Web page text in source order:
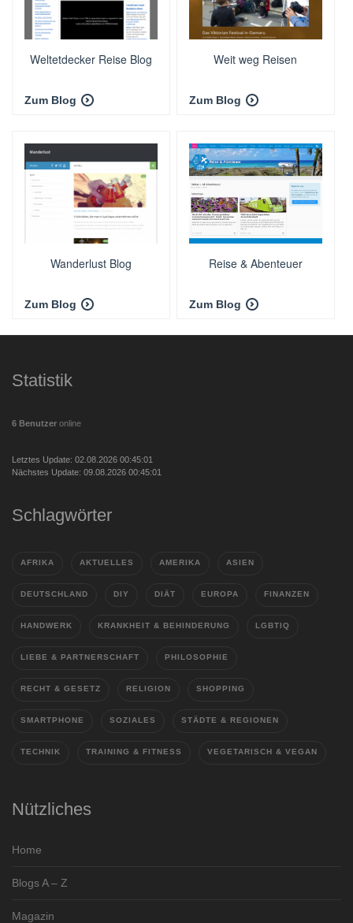
Weltetdecker Reise Blog
Zum Blog
Weit weg Reisen
Zum Blog
Wanderlust Blog
Zum Blog
Reise & Abenteuer
Zum Blog
Statistik
6 Benutzer online
Letztes Update: 02.08.2026 00:45:01
Nächstes Update: 09.08.2026 00:45:01
Schlagwörter
AFRIKA AKTUELLES AMERIKA ASIEN
DEUTSCHLAND DIY DIÄT EUROPA FINANZEN
HANDWERK KRANKHEIT & BEHINDERUNG LGBTIQ
LIEBE & PARTNERSCHAFT PHILOSOPHIE
RECHT & GESETZ RELIGION SHOPPING
SMARTPHONE SOZIALES STÄDTE & REGIONEN
TECHNIK TRAINING & FITNESS VEGETARISCH & VEGAN
Nützliches
Home
Blogs A – Z
Magazin